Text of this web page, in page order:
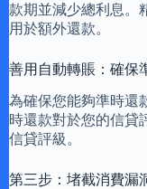
款期並減少總利息。
用於額外還款。
善用自動轉賬：確保
為確保您能夠準時還
時還款對於您的信貸
信貸評級。
第三步：堵截消費漏